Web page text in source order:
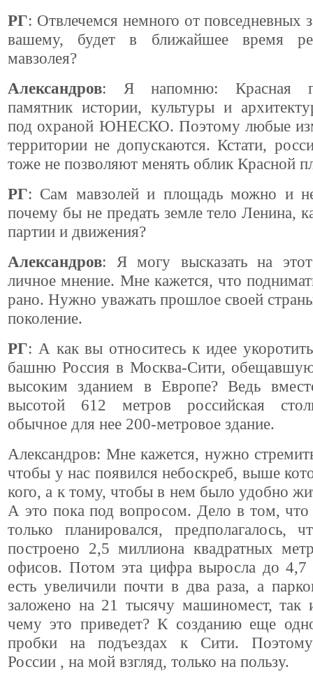
РГ: Отвлечемся немного от повседневных
вашему, будет в ближайшее время
мавзолея?
Александров: Я напомню: Красная
памятник истории, культуры и
под охраной ЮНЕСКО. Поэтому любые
территории не допускаются. Кстати,
тоже не позволяют менять облик Красной
РГ: Сам мавзолей и площадь можно и
почему бы не предать земле тело Ленина,
партии и движения?
Александров: Я могу высказать на
личное мнение. Мне кажется, что
рано. Нужно уважать прошлое своей
поколение.
РГ: А как вы относитесь к идее
башню Россия в Москва-Сити,
высоким зданием в Европе? Ведь
высотой 612 метров российская
обычное для нее 200-метровое здание.
Александров: Мне кажется, нужно
чтобы у нас появился небоскреб, выше
кого, а к тому, чтобы в нем было удобно
А это пока под вопросом. Дело в том,
только планировался, предполагалось,
построено 2,5 миллиона квадратных
офисов. Потом эта цифра выросла до 4,7
есть увеличили почти в два раза, а
заложено на 21 тысячу машиномест, так
чему это приведет? К созданию еще
пробки на подъездах к Сити.
России , на мой взгляд, только на пользу.